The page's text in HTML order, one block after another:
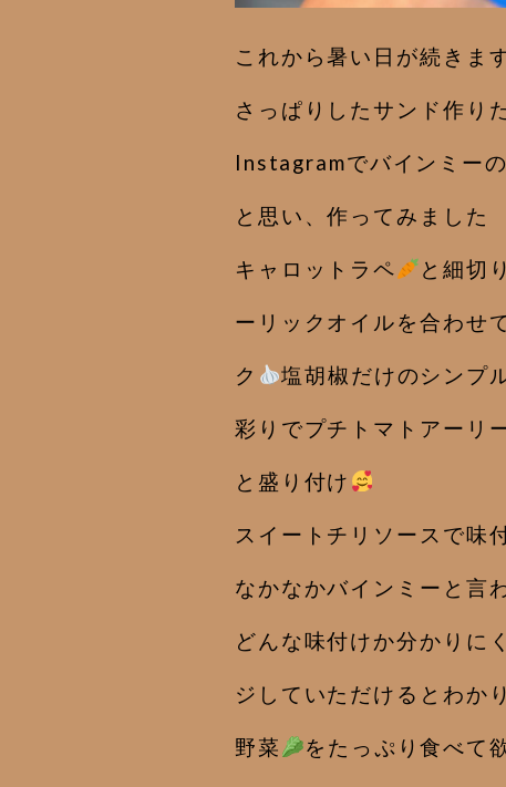
これから暑い日が続きま
さっぱりしたサンド作り
Instagramでバインミー
と思い、作ってみました
キャロットラペ と細切
ーリックオイルを合わせ
ク 塩胡椒だけのシンプ
彩りでプチトマトアーリ
と盛り付け
スイートチリソースで味
なかなかバインミーと言
どんな味付けか分かりに
ジしていただけるとわか
野菜 をたっぷり食べて